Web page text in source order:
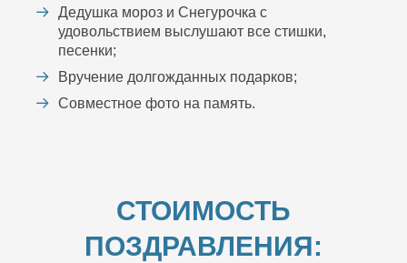
Дедушка мороз и Снегурочка с
удовольствием выслушают все стишки,
песенки;
Вручение долгожданных подарков;
Совместное фото на память.
СТОИМОСТЬ
ПОЗДРАВЛЕНИЯ: